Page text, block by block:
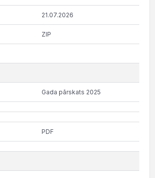
21.07.2026
ZIP
Gada pārskats 2025
PDF